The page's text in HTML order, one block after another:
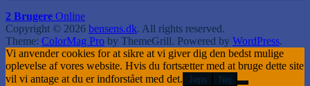
2 Brugere Online
Copyright © 2026 bensens.dk. All rights reserved.
Theme: ColorMag Pro by ThemeGrill. Powered by WordPress.
Vi anvender cookies for at sikre at vi giver dig den bedst mulige
oplevelse af vores website. Hvis du fortsætter med at bruge dette site
vil vi antage at du er indforstået med det. Jeps Nej